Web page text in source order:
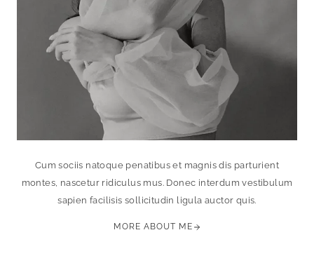
Cum sociis natoque penatibus et magnis dis parturient
montes, nascetur ridiculus mus. Donec interdum vestibulum
sapien facilisis sollicitudin ligula auctor quis.
MORE ABOUT ME